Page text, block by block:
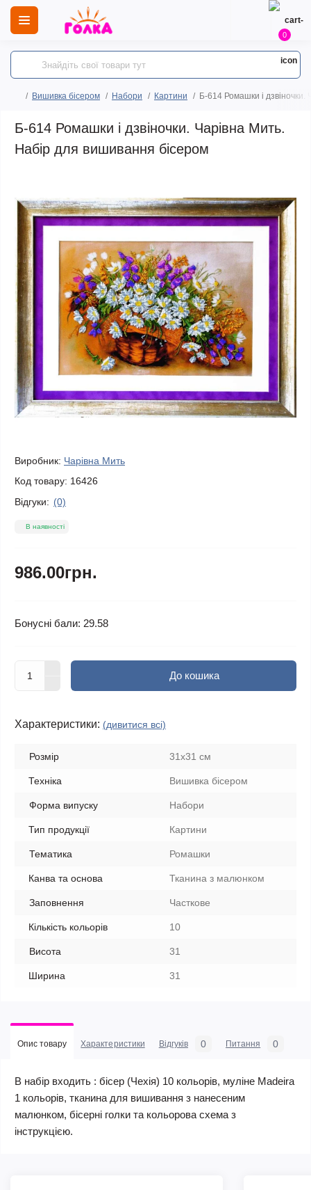
0
Вишивка бісером Набори Картини Б-614 Ромашки і
Б-614 Ромашки і дзвіночки. Чарівна Мить.
Набір для вишивання бісером
Виробник: Чарівна Мить
Код товару: 16426
Відгуки: (0)
В наявності
986.00грн.
Бонусні бали: 29.58
До кошика
Характеристики: (дивитися всі)
Розмір 31x31 см
Техніка Вишивка бісером
Форма випуску Набори
Тип продукції Картини
Тематика Ромашки
Канва та основа Тканина з малюнком
Заповнення Часткове
Кількість кольорів 10
Висота 31
Ширина 31
Опис товару Характеристики Відгуків 0 Питання 0
В набір входить : бісер (Чехія) 10 кольорів, муліне Madeira
1 кольорів, тканина для вишивання з нанесеним
малюнком, бісерні голки та кольорова схема з
інструкцією.